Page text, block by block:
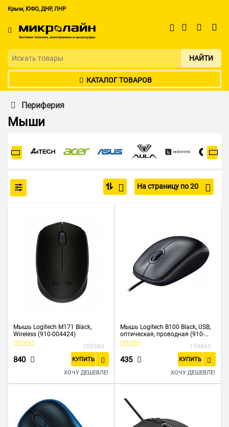
Крым, ЮФО, ДНР, ЛНР
НАЙТИ
КАТАЛОГ ТОВАРОВ
Периферия
Мыши
На страницу по 20
Мышь Logitech M171 Black,
Wireless (910-004424)
208584
840 КУПИТЬ
ХОЧУ ДЕШЕВЛЕ!
Мышь Logitech B100 Black, USB,
оптическая, проводная (910-
003357)
159865
435 КУПИТЬ
ХОЧУ ДЕШЕВЛЕ!